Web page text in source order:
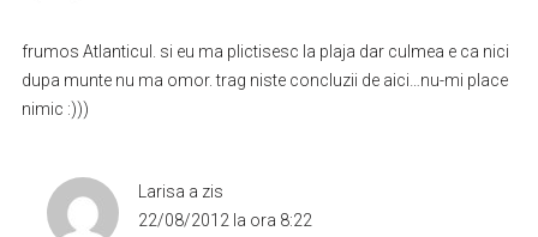
frumos Atlanticul. si eu ma plictisesc la plaja dar culmea e ca nici
dupa munte nu ma omor. trag niste concluzii de aici…nu-mi place
nimic :)))
Larisa a zis
22/08/2012 la ora 8:22